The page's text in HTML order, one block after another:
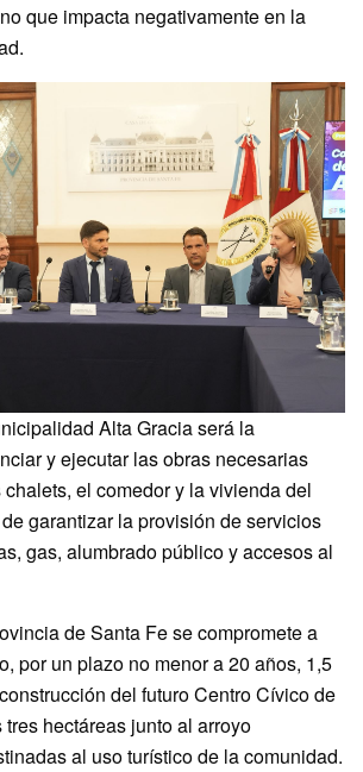
que impacta negativamente en la
Alta Gracia será la
y ejecutar las obras necesarias
el comedor y la vivienda del
garantizar la provisión de servicios
gas, alumbrado público y accesos al
de Santa Fe se compromete a
por un plazo no menor a 20 años, 1,5
del futuro Centro Cívico de
hectáreas junto al arroyo
al uso turístico de la comunidad.